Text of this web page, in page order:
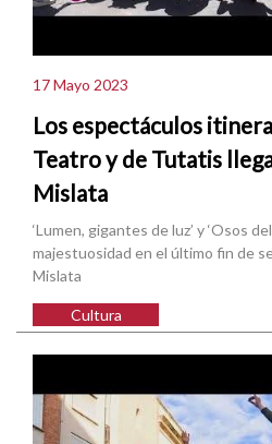
17 Mayo 2023
Los espectáculos
Teatro y de Tutatis
Mislata
‘Lumen, gigantes de luz’ y ‘Osos
majestuosidad en el último fin de
Mislata
Cultura